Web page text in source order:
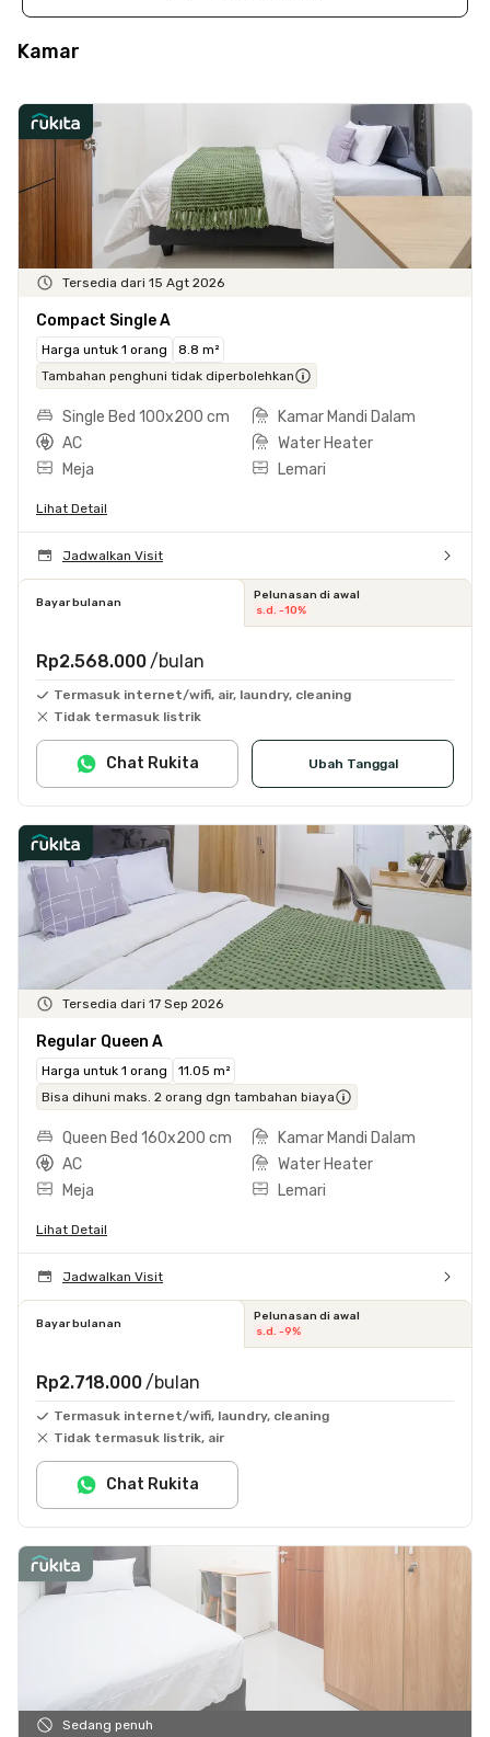
Kamar
Tersedia dari 15 Agt 2026
Compact Single A
Harga untuk 1 orang
8.8 m²
Tambahan penghuni tidak diperbolehkan
Single Bed 100x200 cm
Kamar Mandi Dalam
AC
Water Heater
Meja
Lemari
Lihat Detail
Jadwalkan Visit
Bayar bulanan
Pelunasan di awal
s.d. -10%
Rp2.568.000 /bulan
Termasuk internet/wifi, air, laundry, cleaning
Tidak termasuk listrik
Ubah Tanggal
Chat Rukita
Tersedia dari 17 Sep 2026
Regular Queen A
Harga untuk 1 orang
11.05 m²
Bisa dihuni maks. 2 orang dgn tambahan biaya
Queen Bed 160x200 cm
Kamar Mandi Dalam
AC
Water Heater
Meja
Lemari
Lihat Detail
Jadwalkan Visit
Bayar bulanan
Pelunasan di awal
s.d. -9%
Rp2.718.000 /bulan
Termasuk internet/wifi, laundry, cleaning
Tidak termasuk listrik, air
Chat Rukita
Sedang penuh